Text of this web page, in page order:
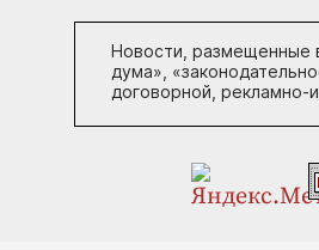
Новости, размещенные
дума»,
договорной, рекламно-